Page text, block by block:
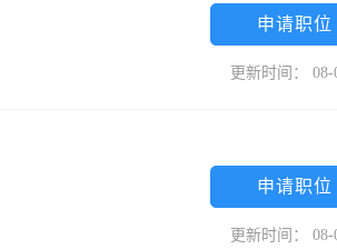
申请职位
更新时间： 08-
申请职位
更新时间： 08-